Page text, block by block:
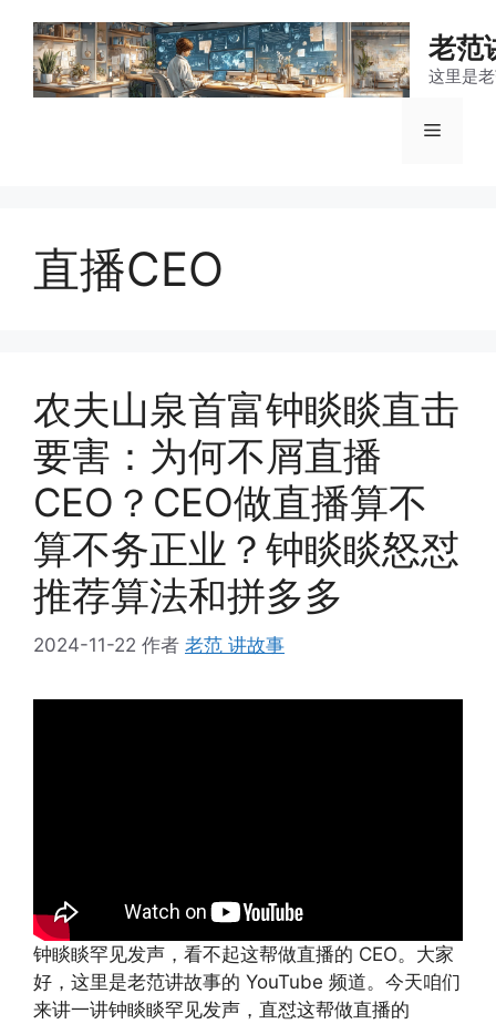
老范
这里是
菜
直播CEO
农夫山泉首富钟睒睒直击
要害：为何不屑直播
CEO？CEO做直播算不
算不务正业？钟睒睒怒怼
推荐算法和拼多多
2024-11-22 作者 老范 讲故事
钟睒睒罕见发声，看不起这帮做直播的 CEO。大家
好，这里是老范讲故事的 YouTube 频道。今天咱们
来讲一讲钟睒睒罕见发声，直怼这帮做直播的